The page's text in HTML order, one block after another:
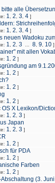
bitte alle
1 2 3 4 ]
1 2 3 4 ]
neuen Wadoku
1 2 3 8 9 10 ]
mit allen
1 2 ]
am
1 2 ]
1 2 ]
1 2 ]
OS X Lexikon/
1 2 3 ]
Japan
1 2 3 ]
1 2 ]
für PDA
1 2 ]
Farben
1 2 ]
(3.